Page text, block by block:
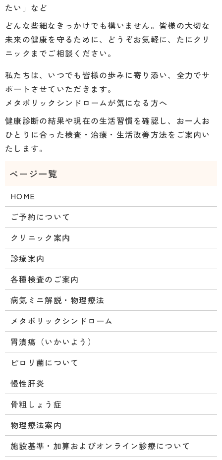
たい」など
どんな些細なきっかけでも構いません。皆様の大切な
未来の健康を守るために、どうぞお気軽に、たにクリ
ニックまでご相談ください。
私たちは、いつでも皆様の歩みに寄り添い、全力でサ
ポートさせていただきます。
メタボリックシンドロームが気になる方へ
健康診断の結果や現在の生活習慣を確認し、お一人お
ひとりに合った検査・治療・生活改善方法をご案内い
たします。
HOME
ご予約について
クリニック案内
診療案内
各種検査のご案内
病気ミニ解説・物理療法
メタボリックシンドローム
胃潰瘍（いかいよう）
ピロリ菌について
慢性肝炎
骨粗しょう症
物理療法案内
施設基準・加算およびオンライン診療について